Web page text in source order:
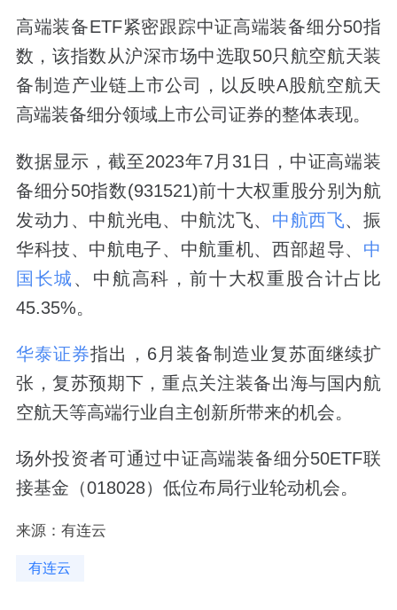
高端装备ETF紧密跟踪中证高端装备细分50指
数，该指数从沪深市场中选取50只航空航天装
备制造产业链上市公司，以反映A股航空航天
高端装备细分领域上市公司证券的整体表现。
数据显示，截至2023年7月31日，中证高端装
备细分50指数(931521)前十大权重股分别为航
发动力、中航光电、中航沈飞、 中航西飞、振
华科技、中航电子、中航重机、西部超导、 中
国长城、中航高科，前十大权重股合计占比
45.35%。
华泰证券指出，6月装备制造业复苏面继续扩
张，复苏预期下，重点关注装备出海与国内航
空航天等高端行业自主创新所带来的机会。
场外投资者可通过中证高端装备细分50ETF联
接基金（018028）低位布局行业轮动机会。
来源：有连云
有连云